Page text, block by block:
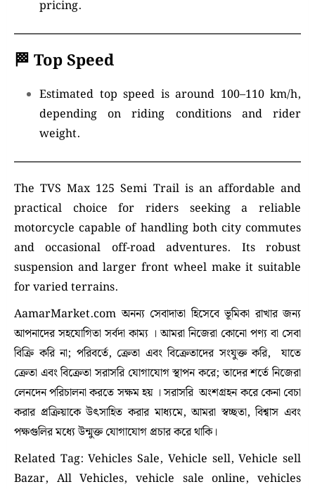
pricing.
🏁 Top Speed
Estimated top speed is around 100–110 km/h,
depending on riding conditions and rider
weight.
The TVS Max 125 Semi Trail is an affordable and
practical choice for riders seeking a reliable
motorcycle capable of handling both city commutes
and occasional off-road adventures.
Its robust
suspension and larger front wheel make it suitable
for varied terrains.
AamarMarket.com অনন্য সেবাদাতা হিসেবে ভূমিকা রাখার জন্য
আপনাদের সহযোগিতা সর্বদা কাম্য । আমরা নিজেরা কোনো পণ্য বা সেবা
বিক্রি করি না; পরিবর্তে, ক্রেতা এবং বিক্রেতাদের সংযুক্ত করি, যাতে
ক্রেতা এবং বিক্রেতা সরাসরি যোগাযোগ স্থাপন করে; তাদের শর্তে নিজেরা
লেনদেন পরিচালনা করতে সক্ষম হয় । সরাসরি অংশগ্রহন করে কেনা বেচা
করার প্রক্রিয়াকে উৎসাহিত করার মাধ্যমে, আমরা স্বচ্ছতা, বিশ্বাস এবং
পক্ষগুলির মধ্যে উন্মুক্ত যোগাযোগ প্রচার করে থাকি।
Related Tag: Vehicles Sale, Vehicle sell, Vehicle sell
Bazar, All Vehicles, vehicle sale online, vehicles